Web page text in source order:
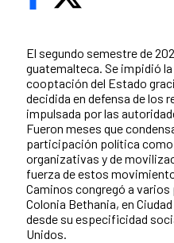
El segundo semestre de
guatemalteca. Se impidió
cooptación del Estado
decidida en defensa de los
impulsada por las
Fueron meses que
participación política como
organizativas y de
fuerza de estos
Caminos congregó a varios
Colonia Bethania, en
desde su especificidad
Unidos.